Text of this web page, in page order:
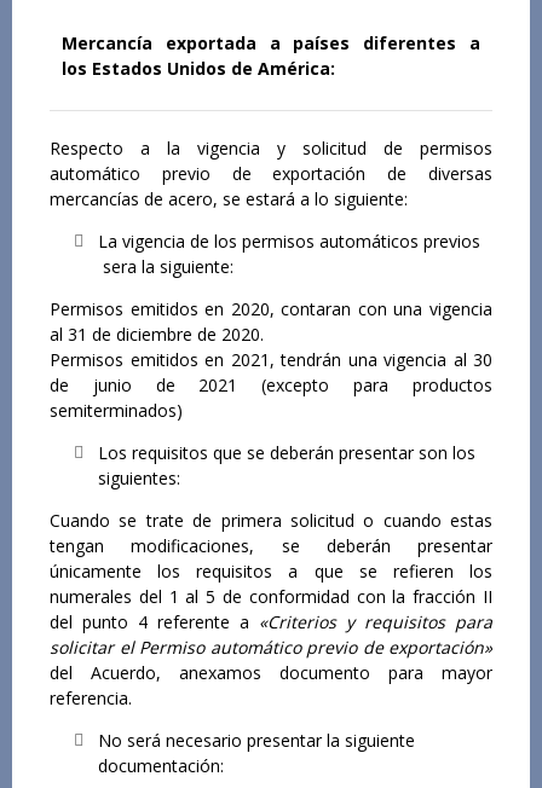
Mercancía exportada a países diferentes a
los Estados Unidos de América:
Respecto a la vigencia y solicitud de permisos
automático previo de exportación de diversas
mercancías de acero, se estará a lo siguiente:
La vigencia de los permisos automáticos previos
sera la siguiente:
Permisos emitidos en 2020, contaran con una vigencia
al 31 de diciembre de 2020.
Permisos emitidos en 2021, tendrán una vigencia al 30
de junio de 2021 (excepto para productos
semiterminados)
Los requisitos que se deberán presentar son los
siguientes:
Cuando se trate de primera solicitud o cuando estas
tengan modificaciones, se deberán presentar
únicamente los requisitos a que se refieren los
numerales del 1 al 5 de conformidad con la fracción II
del punto 4 referente a «Criterios y requisitos para
solicitar el Permiso automático previo de exportación»
del Acuerdo, anexamos documento para mayor
referencia.
No será necesario presentar la siguiente
documentación: